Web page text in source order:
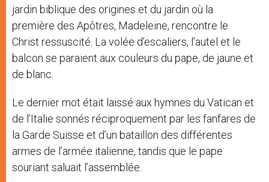
jardin biblique des origines et du jardin où la
première des Apôtres, Madeleine, rencontre le
Christ ressuscité. La volée d’escaliers, l’autel et le
balcon se paraient aux couleurs du pape, de jaune et
de blanc.
Le dernier mot était laissé aux hymnes du Vatican et
de l’Italie sonnés réciproquement par les fanfares de
la Garde Suisse et d’un bataillon des différentes
armes de l’armée italienne, tandis que le pape
souriant saluait l’assemblée.